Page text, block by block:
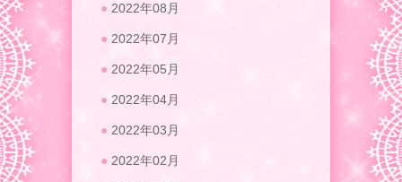
2022年08月
2022年07月
2022年05月
2022年04月
2022年03月
2022年02月